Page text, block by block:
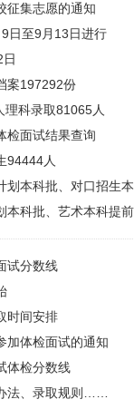
征集志愿的通知
日至9月13日进行
案197292份
科录取81065人
检面试结果查询
94444人
划本科批、对口招生
本科批、艺术本科提
试分数线
时间安排
加体检面试的通知
体检分数线
法、录取规则……